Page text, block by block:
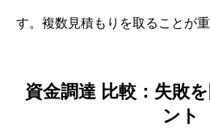
す。複数見積もりを取ることが重
資金調達 比較：失敗
ント